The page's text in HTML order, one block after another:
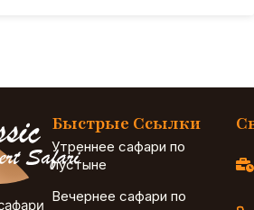
Быстрые Ссылки
Утреннее сафари по
пустыне
Вечернее сафари по